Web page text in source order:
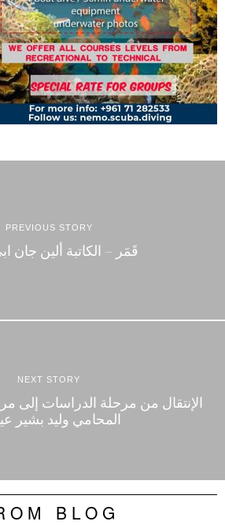
PREVIOUS STORY
قَمَر – الكاتبة ألين جان
NEXT STORY
الإنتقال من مرحلة الدراسات إلى
المحامي وليد بشير
BLOG